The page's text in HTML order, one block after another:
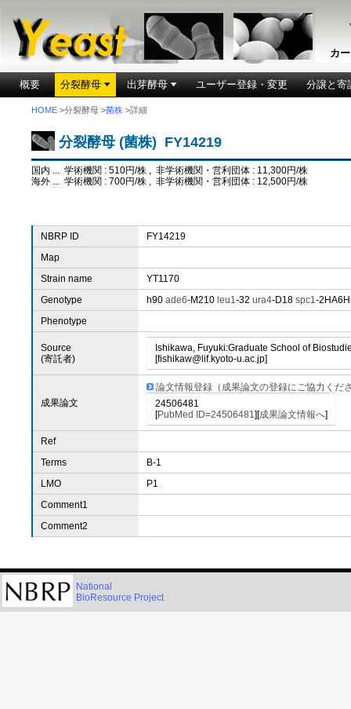
カ
概要 分裂酵母 出芽酵母 ユーザー登録・変更 分譲と寄
HOME >分裂酵母 >菌株 >詳細
分裂酵母 (菌株) FY14219
国内 ... 学術機関 : 510円/株 , 非学術機関・営利団体 : 11,300円/株
海外 ... 学術機関 : 700円/株 , 非学術機関・営利団体 : 12,500円/株
NBRP ID
FY14219
Map
Strain name
YT1170
Genotype
h90 ade6-M210 leu1-32 ura4-D18 spc1-
Phenotype
Source
(寄託者)
Ishikawa, Fuyuki:Graduate School of
[fishikaw@lif.kyoto-u.ac.jp]
成果論文
論文情報登録（成果論文の登録にご協力くだ
24506481
[PubMed ID=24506481][成果論文情報へ]
Ref
Terms
B-1
LMO
P1
Comment1
Comment2
National
BioResource Project